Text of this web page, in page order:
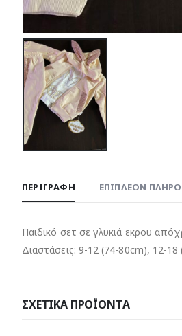
ΠΕΡΙΓΡΑΦΉ ΕΠΙΠΛΈΟΝ
Παιδικό σετ σε γλυκιά εκρου
Διαστάσεις: 9-12 (74-80cm), 12-
ΣΧΕΤΙΚΆ ΠΡΟΪΌΝΤΑ